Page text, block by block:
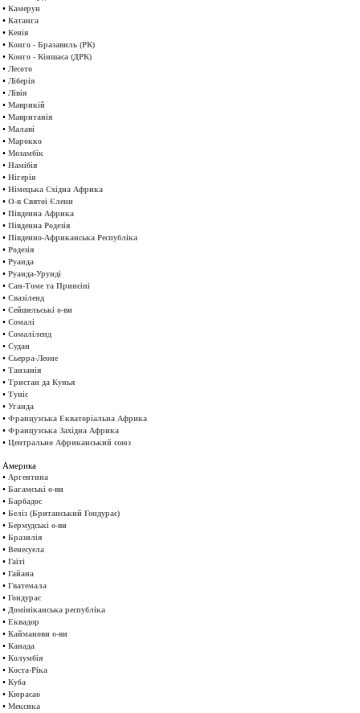
• Камерун
• Катанга
• Кенія
• Конго - Бразавиль (РК)
• Конго - Кіншаса (ДРК)
• Лесото
• Ліберія
• Лівія
• Маврикій
• Мавританія
• Малаві
• Марокко
• Мозамбік
• Намібія
• Нігерія
• Німецька Східна Африка
• О-в Святої Єлени
• Південна Африка
• Південна Родезія
• Південно-Африканська Республіка
• Родезія
• Руанда
• Руанда-Урунді
• Сан-Томе та Принсіпі
• Свазіленд
• Сейшельські о-ви
• Сомалі
• Сомаліленд
• Судан
• Сьерра-Леоне
• Танзанія
• Тристан да Кунья
• Туніс
• Уганда
• Французська Екваторіальна Африка
• Французська Західна Африка
• Центрально Африканський союз
Америка
• Аргентина
• Багамські о-ви
• Барбадос
• Беліз (Британський Гондурас)
• Бермудські о-ви
• Бразилія
• Венесуела
• Гаїті
• Гайана
• Гватемала
• Гондурас
• Домініканська республіка
• Еквадор
• Кайманови о-ви
• Канада
• Колумбія
• Коста-Ріка
• Куба
• Кюрасао
• Мексика